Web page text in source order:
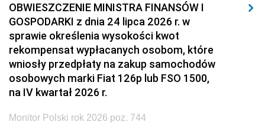
OBWIESZCZENIE MINISTRA FINANSÓW I
GOSPODARKI z dnia 24 lipca 2026 r. w
sprawie określenia wysokości kwot
rekompensat wypłacanych osobom, które
wniosły przedpłaty na zakup samochodów
osobowych marki Fiat 126p lub FSO 1500,
na IV kwartał 2026 r.
Monitor Polski rok 2026 poz. 744